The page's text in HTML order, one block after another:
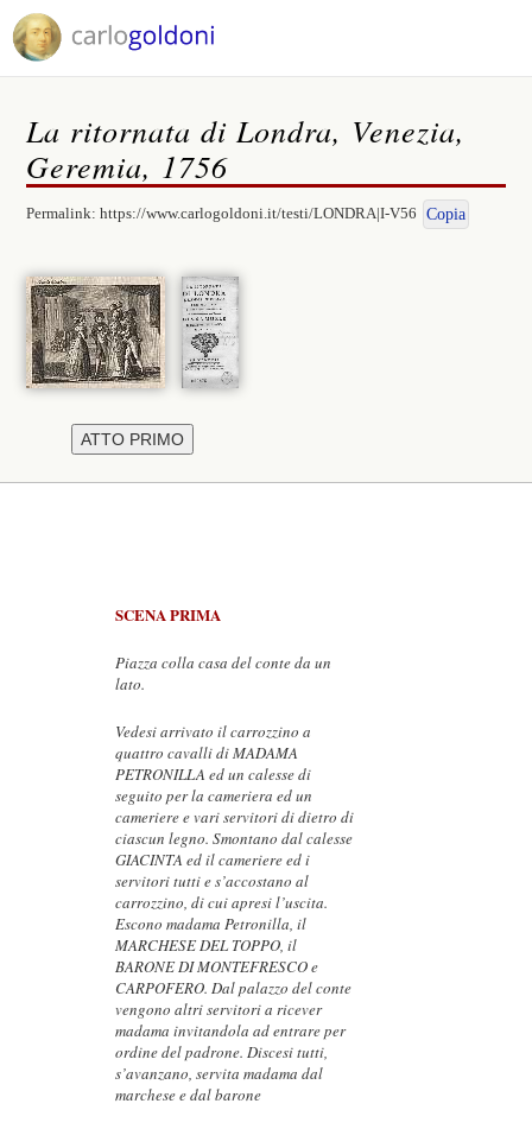
La ritornata di Londra, Venezia,
Geremia, 1756
Permalink:https://www.carlogoldoni.it/testi/LONDRA|I-V56 Copia
SCENA PRIMA
Piazza colla casa del conte da un
lato.
Vedesi arrivato il carrozzino a
quattro cavalli di MADAMA
PETRONILLA ed un calesse di
seguito per la cameriera ed un
cameriere e vari servitori di dietro di
ciascun legno. Smontano dal calesse
GIACINTA ed il cameriere ed i
servitori tutti e s’accostano al
carrozzino, di cui apresi l’uscita.
Escono madama Petronilla, il
MARCHESE DEL TOPPO, il
BARONE DI MONTEFRESCO e
CARPOFERO. Dal palazzo del conte
vengono altri servitori a ricever
madama invitandola ad entrare per
ordine del padrone. Discesi tutti,
s’avanzano, servita madama dal
marchese e dal barone